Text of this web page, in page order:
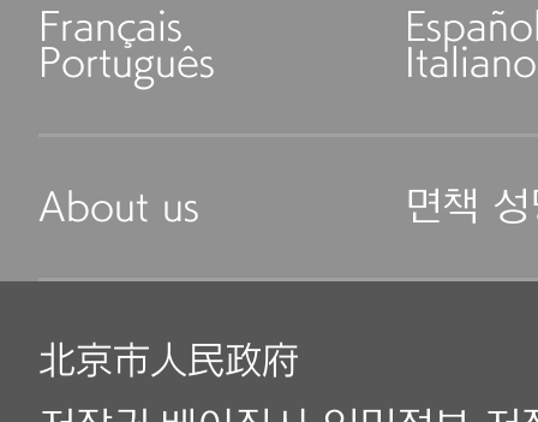
Français
Português Italiano
About us 면책
北京市人民政府